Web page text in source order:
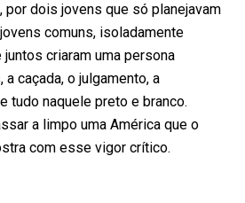
por dois jovens que só planejavam
comuns, isoladamente
criaram uma persona
caçada, o julgamento, a
tudo naquele preto e branco.
a limpo uma América que o
com esse vigor crítico.